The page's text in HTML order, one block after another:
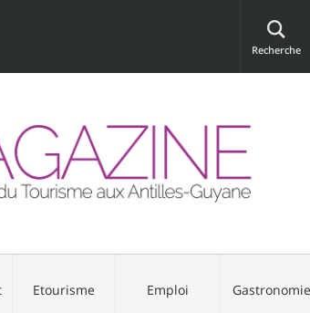
Recherche
Etourisme Emploi Gastronomie